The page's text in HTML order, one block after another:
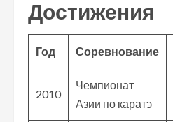
Достижения
Год Соревнование
2010
Чемпионат
Азии по каратэ